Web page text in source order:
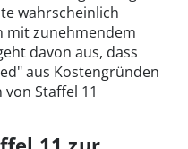
wahrscheinlich
mit zunehmendem
davon aus, dass
aus Kostengründen
Staffel 11